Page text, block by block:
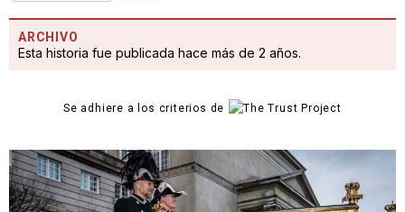
ARCHIVO
Esta historia fue publicada hace más de 2 años.
Se adhiere a los criterios de